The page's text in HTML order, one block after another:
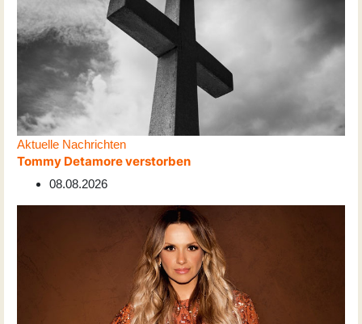
Aktuelle Nachrichten
Tommy Detamore verstorben
08.08.2026